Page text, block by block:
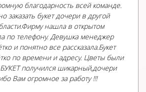
благодарность всей команде.
заказать букет дочери в другой
нашла в открытом
по телефону. Девушка менеджер
и понятно все рассказала.Букет
по времени и адресу. Цветы были
получился шикарный,дочери
Вам огромное за работу !!!